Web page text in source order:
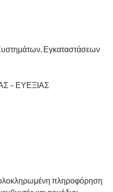
Εγκαταστάσεων
– ΕΥΕΞΙΑΣ
ολοκληρωμένη πληροφόρηση